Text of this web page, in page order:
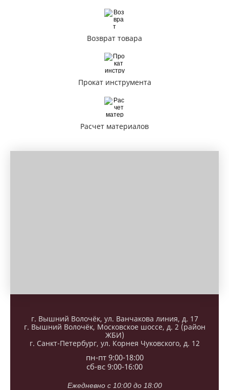
Возврат товара
Прокат инструмента
Расчет материалов
г. Вышний Волочёк, ул. Ванчакова линия, д. 17
г. Вышний Волочёк, Московское шоссе, д. 2 (район
ЖБИ)
г. Санкт-Петербург, ул. Корнея Чуковского, д. 12
пн-пт 9:00-18:00
сб-вс 9:00-16:00
Ежедневно с 10:00 до 18:00